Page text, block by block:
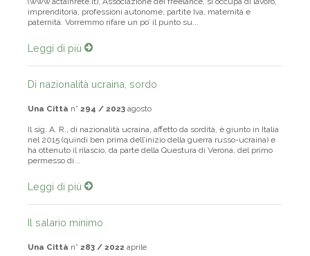
(www.actainrete.it), Associazione dei freelance, si occupa di lavoro,
imprenditoria, professioni autonome, partite Iva, maternità e
paternità. Vorremmo rifare un po’ il punto su...
Leggi di più
Di nazionalità ucraina, sordo
Una Città n° 294 / 2023 agosto
Il sig. A. R., di nazionalità ucraina, affetto da sordità, è giunto in Italia
nel 2015 (quindi ben prima dell’inizio della guerra russo-ucraina) e
ha ottenuto il rilascio, da parte della Questura di Verona, del primo
permesso di...
Leggi di più
Il salario minimo
Una Città n° 283 / 2022 aprile